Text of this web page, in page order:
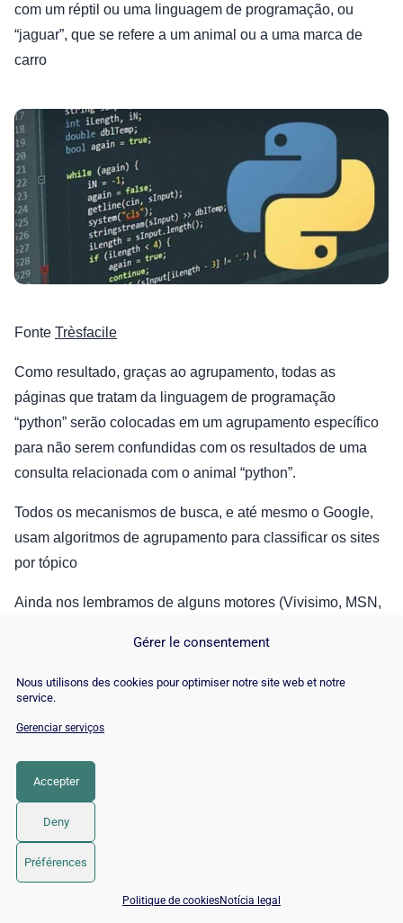
Gérer le consentement
Nous utilisons des cookies pour optimiser notre site web et notre
service.
Gerenciar serviços
Accepter
Deny
Préférences
Politique de cookiesNotícia legal
com um réptil ou uma linguagem de programação, ou
“jaguar”, que se refere a um animal ou a uma marca de
carro
Fonte Trèsfacile
Como resultado, graças ao agrupamento, todas as
páginas que tratam da linguagem de programação
“python” serão colocadas em um agrupamento específico
para não serem confundidas com os resultados de uma
consulta relacionada com o animal “python”.
Todos os mecanismos de busca, e até mesmo o Google,
usam algoritmos de agrupamento para classificar os sites
por tópico
Ainda nos lembramos de alguns motores (Vivisimo, MSN,
buscas de acordo com o agrupamento de sua escolha
1.4. Aglomeração e SEO
📅 Agendar 15 min com um especialista SEO / GEO